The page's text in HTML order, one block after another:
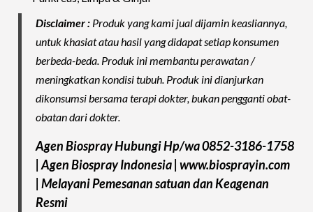
Disclaimer : Produk yang kami jual dijamin keasliannya,
untuk khasiat atau hasil yang didapat setiap konsumen
berbeda-beda. Produk ini membantu perawatan /
meningkatkan kondisi tubuh. Produk ini dianjurkan
dikonsumsi bersama terapi dokter, bukan pengganti obat-
obatan dari dokter.
Agen Biospray Hubungi Hp/wa 0852-3186-1758
| Agen Biospray Indonesia | www.biosprayin.com
| Melayani Pemesanan satuan dan Keagenan
Resmi